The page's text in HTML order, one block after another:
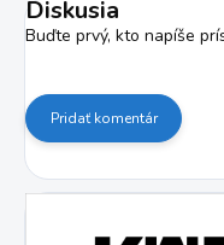
Diskusia
Buďte prvý, kto napíše
Pridať komentár